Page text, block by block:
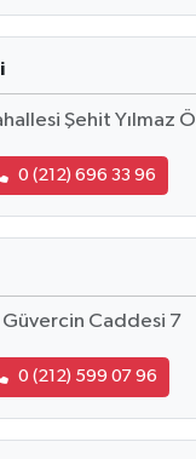
Şehit Yılmaz
0 (212) 696 33 96
Güvercin Caddesi 7
0 (212) 599 07 96